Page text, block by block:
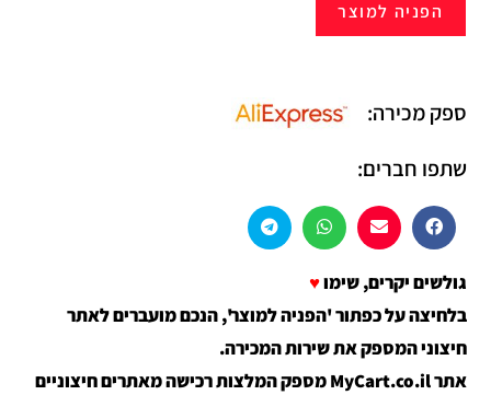
הפניה למוצר
ספק מכירה:
שתפו חברים:
גולשים יקרים, שימו♥
בלחיצה על כפתור 'הפניה למוצר', הנכם מועברים לאתר
חיצוני המספק את שירות המכירה.
אתר MyCart.co.il מספק המלצות רכישה מאתרים חיצוניים